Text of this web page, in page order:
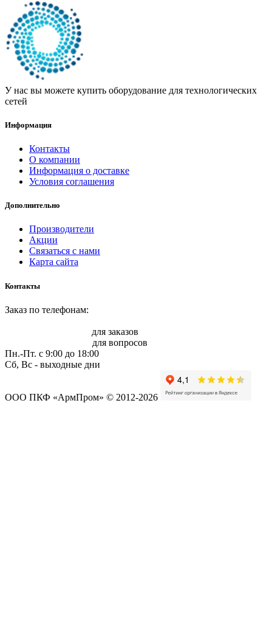
У нас вы можете купить оборудование для технологических
сетей
Информация
Контакты
О компании
Информация о доставке
Условия соглашения
Дополнительно
Производители
Акции
Связаться с нами
Карта сайта
Контакты
Заказ по телефонам:
для заказов
для вопросов
Пн.-Пт. c 9:00 до 18:00
Сб, Вс - выходные дни
ООО ПКФ «АрмПром» © 2012-2026